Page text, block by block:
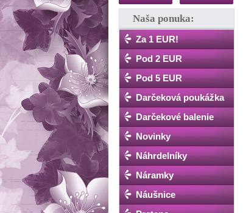
Naša ponuka:
Za 1 EUR!
Pod 2 EUR
Pod 5 EUR
Darčeková poukážka
Darčekové balenie
Novinky
Náhrdelníky
Náramky
Náušnice